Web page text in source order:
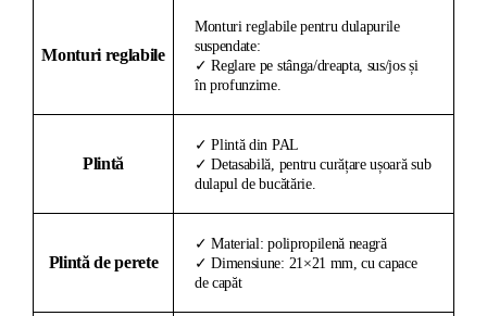
Monturi reglabile
Monturi reglabile pentru dulapurile
suspendate:
✓ Reglare pe stânga/dreapta, sus/jos și
în profunzime.
Plintă
✓ Plintă din PAL
✓ Detasabilă, pentru curățare ușoară sub
dulapul de bucătărie.
Plintă de perete
✓ Material: polipropilenă neagră
✓ Dimensiune: 21×21 mm, cu capace
de capăt